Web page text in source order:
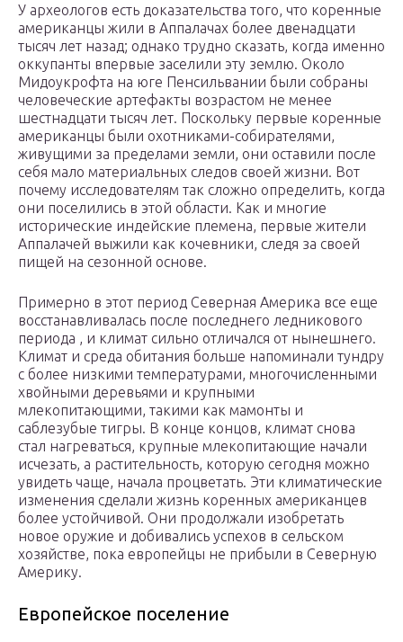
У археологов есть доказательства того, что коренные
американцы жили в Аппалачах более двенадцати
тысяч лет назад; однако трудно сказать, когда именно
оккупанты впервые заселили эту землю. Около
Мидоукрофта на юге Пенсильвании были собраны
человеческие артефакты возрастом не менее
шестнадцати тысяч лет. Поскольку первые коренные
американцы были охотниками-собирателями,
живущими за пределами земли, они оставили после
себя мало материальных следов своей жизни. Вот
почему исследователям так сложно определить, когда
они поселились в этой области. Как и многие
исторические индейские племена, первые жители
Аппалачей выжили как кочевники, следя за своей
пищей на сезонной основе.
Примерно в этот период Северная Америка все еще
восстанавливалась после последнего ледникового
периода , и климат сильно отличался от нынешнего.
Климат и среда обитания больше напоминали тундру
с более низкими температурами, многочисленными
хвойными деревьями и крупными
млекопитающими, такими как мамонты и
саблезубые тигры. В конце концов, климат снова
стал нагреваться, крупные млекопитающие начали
исчезать, а растительность, которую сегодня можно
увидеть чаще, начала процветать. Эти климатические
изменения сделали жизнь коренных американцев
более устойчивой. Они продолжали изобретать
новое оружие и добивались успехов в сельском
хозяйстве, пока европейцы не прибыли в Северную
Америку.
Европейское поселение